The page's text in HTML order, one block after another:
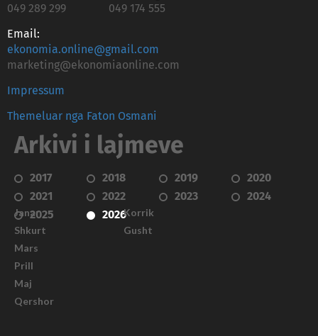
049 289 299
049 174 555
Email:
ekonomia.online@gmail.com
marketing@ekonomiaonline.com
Impressum
Themeluar nga Faton Osmani
Arkivi i lajmeve
2017 2018 2019
2020
2021
2022 2023
2024
2025
2026
Janar
Shkurt
Mars
Prill
Maj
Qershor
Korrik
Gusht